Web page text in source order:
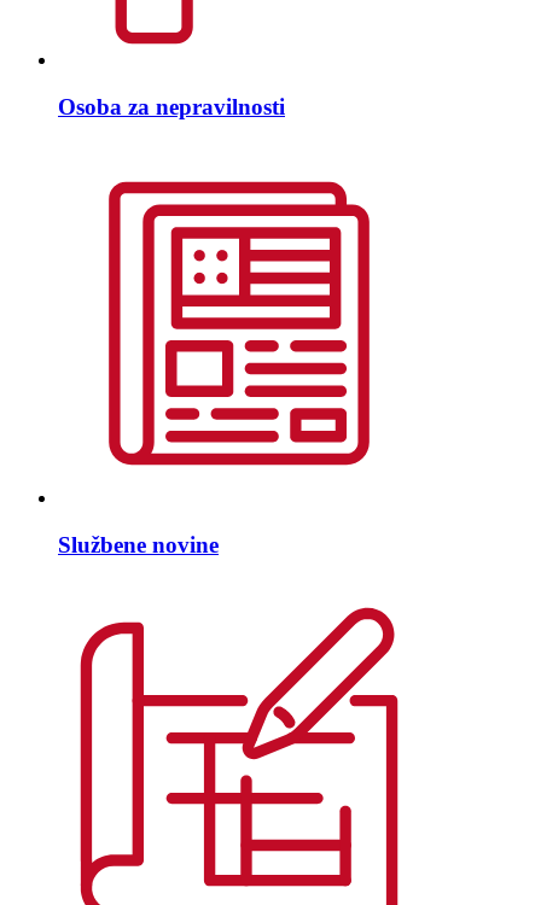
Osoba za nepravilnosti
Službene novine